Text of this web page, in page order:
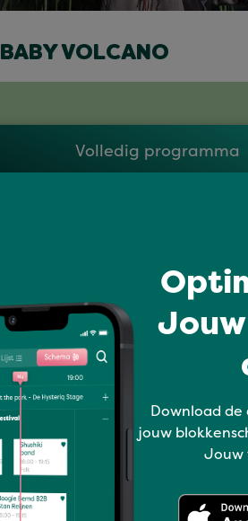
BABY VOLCANO
Volledig programma
Download
jouw
Jouw